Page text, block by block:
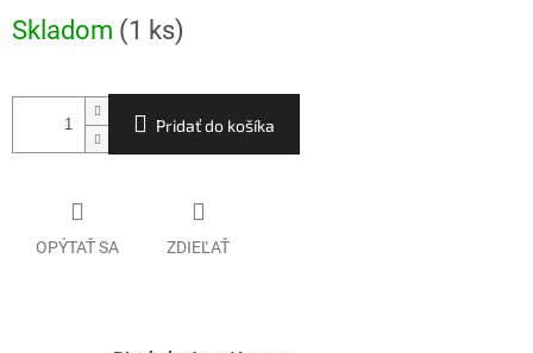
cena:
Skladom (1 ks)
Pridať do košíka
OPÝTAŤ SA ZDIEĽAŤ